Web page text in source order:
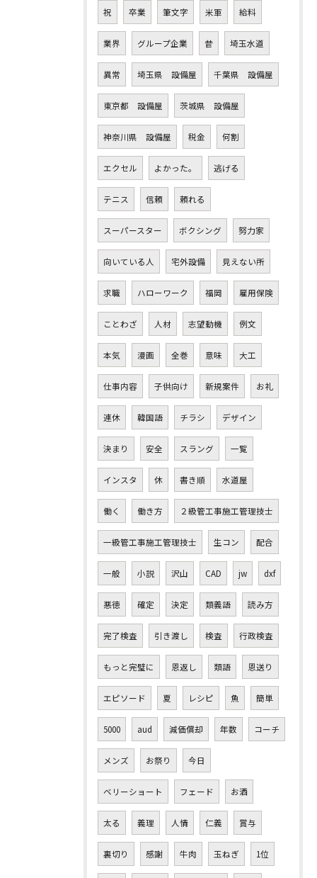
祝 卒業 筆文字 米軍 給料
業界 グループ企業 昔 埼玉水道
異常 埼玉県 設備屋 千葉県 設備屋
東京都 設備屋 茨城県 設備屋
神奈川県 設備屋 税金 何割
エクセル よかった。 逃げる
テニス 信頼 頼れる
スーパースター ボクシング 努力家
向いている人 宅外設備 見えない所
求職 ハローワーク 福岡 雇用保険
ことわざ 人材 志望動機 例文
本気 漫画 全巻 意味 大工
仕事内容 子供向け 新規案件 お礼
連休 韓国語 チラシ デザイン
決まり 安全 スラング 一覧
インスタ 休 書き順 水道屋
働く 働き方 ２級管工事施工管理技士
一級管工事施工管理技士 生コン 配合
一般 小説 沢山 CAD jw dxf
悪徳 確定 決定 類義語 読み方
完了検査 引き渡し 検査 行政検査
もっと完璧に 恩返し 類語 恩送り
エピソード 夏 レシピ 魚 簡単
5000 aud 減価償却 年数 コーチ
メンズ お祭り 今日
ベリーショート フェード お酒
太る 義理 人情 仁義 賞与
裏切り 感謝 牛肉 玉ねぎ 1位